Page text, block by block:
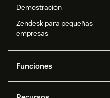
Demostración
Zendesk para pequeñas
empresas
Funciones